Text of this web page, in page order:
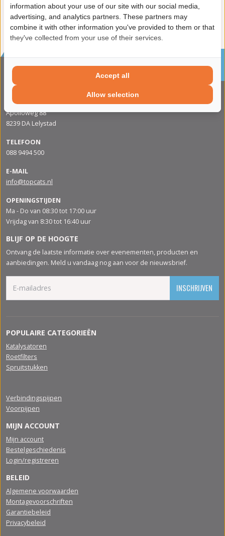
Sinds 2002 de specialist in katalysatoren en
roetfilters
CONTACTGEGVENS
ADRES
Apolloweg 88
8239 DA Lelystad
TELEFOON
088 9494 500
E-MAIL
info@topcats.nl
OPENINGSTIJDEN
Ma - Do van 08:30 tot 17:00 uur
Vrijdag van 8:30 tot 16:40 uur
BLIJF OP DE HOOGTE
Ontvang de laatste informatie over evenementen, producten en
aanbiedingen. Meld u vandaag nog aan voor de nieuwsbrief.
INSCHRIJVEN
POPULAIRE CATEGORIEËN
Katalysatoren
Roetfilters
Spruitstukken
Verbindingspijpen
Voorpijpen
MIJN ACCOUNT
Mijn account
Bestelgeschiedenis
Login/registreren
BELEID
Algemene voorwaarden
Montagevoorschriften
Garantiebeleid
Privacybeleid
information about your use of our site with our social media,
advertising, and analytics partners. These partners may
combine it with other information you've provided to them or that
they've collected from your use of their services.
Allow selection
Accept all